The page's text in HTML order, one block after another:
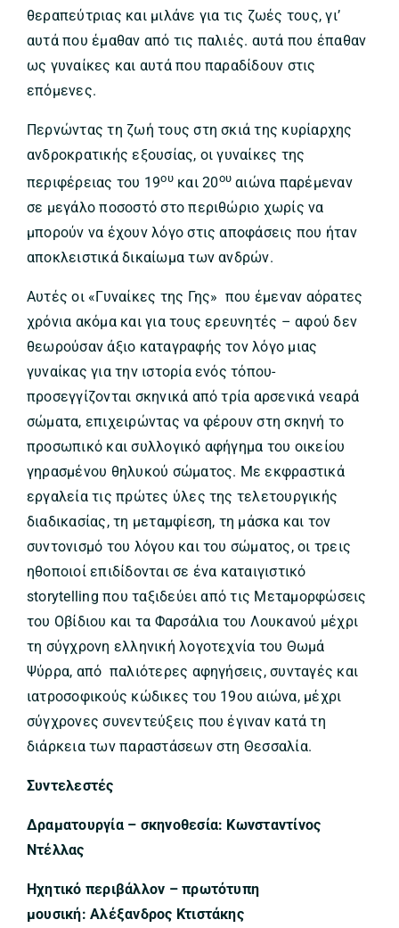
θεραπεύτριας και μιλάνε για τις ζωές τους, γι’
αυτά που έμαθαν από τις παλιές. αυτά που έπαθαν
ως γυναίκες και αυτά που παραδίδουν στις
επόμενες.
Περνώντας τη ζωή τους στη σκιά της κυρίαρχης
ανδροκρατικής εξουσίας, οι γυναίκες της
περιφέρειας του 19ουκαι 20ουαιώνα παρέμεναν
σε μεγάλο ποσοστό στο περιθώριο χωρίς να
μπορούν να έχουν λόγο στις αποφάσεις που ήταν
αποκλειστικά δικαίωμα των ανδρών.
Αυτές οι «Γυναίκες της Γης» που έμεναν αόρατες
χρόνια ακόμα και για τους ερευνητές – αφού δεν
θεωρούσαν άξιο καταγραφής τον λόγο μιας
γυναίκας για την ιστορία ενός τόπου-
προσεγγίζονται σκηνικά από τρία αρσενικά νεαρά
σώματα, επιχειρώντας να φέρουν στη σκηνή το
προσωπικό και συλλογικό αφήγημα του οικείου
γηρασμένου θηλυκού σώματος. Με εκφραστικά
εργαλεία τις πρώτες ύλες της τελετουργικής
διαδικασίας, τη μεταμφίεση, τη μάσκα και τον
συντονισμό του λόγου και του σώματος, οι τρεις
ηθοποιοί επιδίδονται σε ένα καταιγιστικό
storytelling που ταξιδεύει από τις Μεταμορφώσεις
του Οβίδιου και τα Φαρσάλια του Λουκανού μέχρι
τη σύγχρονη ελληνική λογοτεχνία του Θωμά
Ψύρρα, από παλιότερες αφηγήσεις, συνταγές και
ιατροσοφικούς κώδικες του 19ου αιώνα, μέχρι
σύγχρονες συνεντεύξεις που έγιναν κατά τη
διάρκεια των παραστάσεων στη Θεσσαλία.
Συντελεστές
Δραματουργία – σκηνοθεσία: Κωνσταντίνος
Ντέλλας
Ηχητικό περιβάλλον – πρωτότυπη
μουσική:Αλέξανδρος Κτιστάκης